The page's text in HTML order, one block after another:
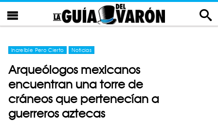
Increíble Pero Cierto Noticias
Arqueólogos mexicanos
encuentran una torre de
cráneos que pertenecían a
guerreros aztecas